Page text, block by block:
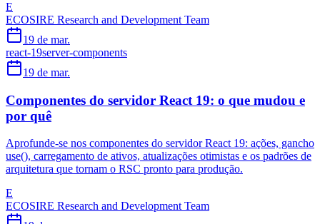
E
ECOSIRE Research and Development Team
19 de mar.
react-19server-components
19 de mar.
Componentes do servidor React 19: o que mudou e
por quê
Aprofunde-se nos componentes do servidor React 19: ações, gancho
use(), carregamento de ativos, atualizações otimistas e os padrões de
arquitetura que tornam o RSC pronto para produção.
E
ECOSIRE Research and Development Team